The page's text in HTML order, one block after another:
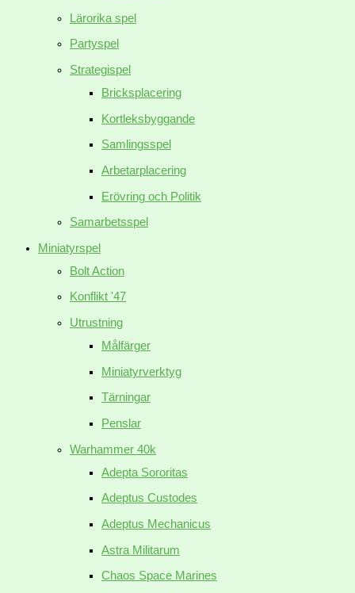
Lärorika spel
Partyspel
Strategispel
Bricksplacering
Kortleksbyggande
Samlingsspel
Arbetarplacering
Erövring och Politik
Samarbetsspel
Miniatyrspel
Bolt Action
Konflikt '47
Utrustning
Målfärger
Miniatyrverktyg
Tärningar
Penslar
Warhammer 40k
Adepta Sororitas
Adeptus Custodes
Adeptus Mechanicus
Astra Militarum
Chaos Space Marines